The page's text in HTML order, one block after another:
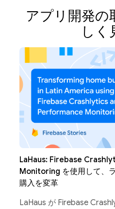
アプリ開発の
しく
LaHaus: Firebase
Monitoring を使用して、
購入を変革
LaHaus が Firebase